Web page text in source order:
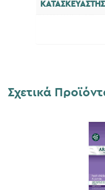
ΚΑΤΑΣΚΕΥΑΣΤΗΣ
Σχετικά